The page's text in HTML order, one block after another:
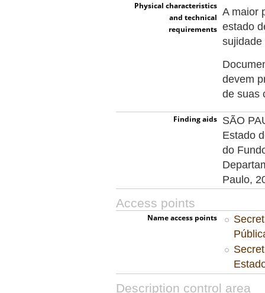
Physical characteristics
and technical
requirements
A maior
estado
devem
de suas
Finding aids
SÃO
Estado
do
Paulo,
Access points
Name access points
Description control area